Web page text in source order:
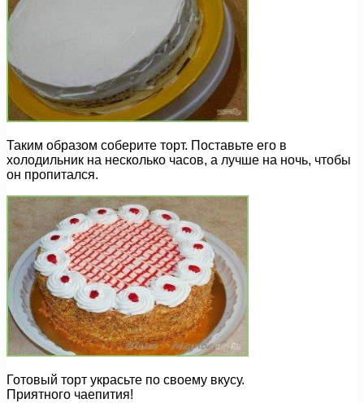
Таким образом соберите торт. Поставьте его в
холодильник на несколько часов, а лучше на ночь, чтобы
он пропитался.
Готовый торт украсьте по своему вкусу.
Приятного чаепития!